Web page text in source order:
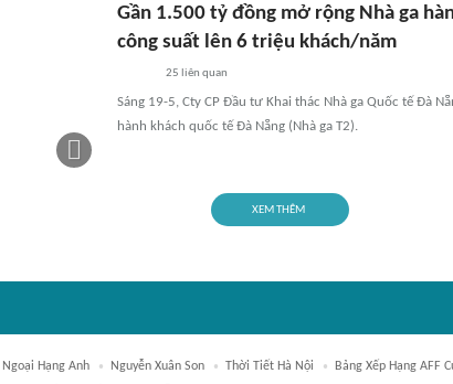
Gần 1.500 tỷ đồng mở rộng Nhà ga
công suất lên 6 triệu khách/năm
25 liên quan
Sáng 19-5, Cty CP Đầu tư Khai thác Nhà ga Quốc tế Đà
hành khách quốc tế Đà Nẵng (Nhà ga T2).
XEM THÊM
Ngoại Hạng Anh Nguyễn Xuân Son Thời Tiết Hà Nội Bảng Xếp Hạng AFF